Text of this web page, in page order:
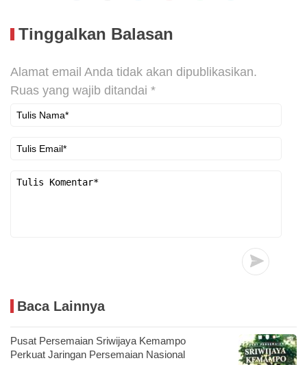
Tinggalkan Balasan
Alamat email Anda tidak akan dipublikasikan.
Ruas yang wajib ditandai *
Baca Lainnya
Pusat Persemaian Sriwijaya Kemampo
Perkuat Jaringan Persemaian Nasional